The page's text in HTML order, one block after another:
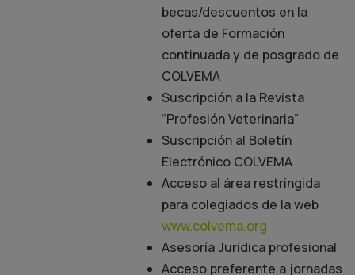
becas/descuentos en la
oferta de Formación
continuada y de posgrado de
COLVEMA
Suscripción a la Revista
“Profesión Veterinaria”
Suscripción al Boletín
Electrónico COLVEMA
Acceso al área restringida
para colegiados de la web
www.colvema.org
Asesoría Jurídica profesional
Acceso preferente a jornadas